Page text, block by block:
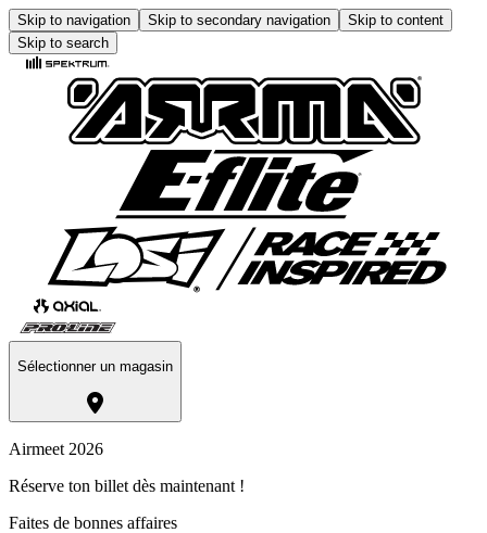
Skip to navigation Skip to secondary navigation
Skip to content
Skip to search
Sélectionner un magasin
Airmeet 2026
Réserve ton billet dès maintenant !
Faites de bonnes affaires